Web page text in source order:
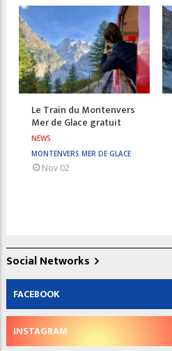
Le Train du Montenvers
Mer de Glace gratuit
NEWS
MONTENVERS MER DE GLACE
Nov 02
Social Networks
FACEBOOK
INSTAGRAM